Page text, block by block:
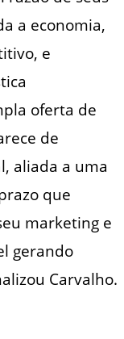
a economia,
e
oferta de
de
aliada a uma
que
marketing e
gerando
Carvalho.